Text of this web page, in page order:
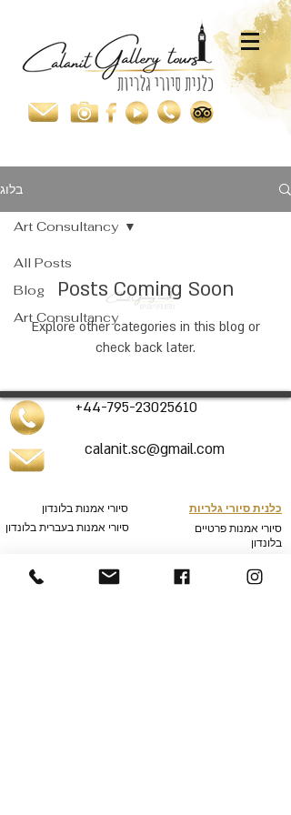
בלוג
All Posts
Blog
Art Consultancy
Art Consultancy
Posts Coming Soon
Explore other categories in this blog or
check back later.
+44-795-23025610
calanit.sc@gmail.com
סיורי אמנות בלונדון
סיורי אמנות בעברית בלונדון
כלנית סיורי גלריות
סיורי אמנות פרטיים
בלונדון
סיורי אמנות בנשיונל פוטרט גלרי
סיורי אמנות בנשיונל גלרי